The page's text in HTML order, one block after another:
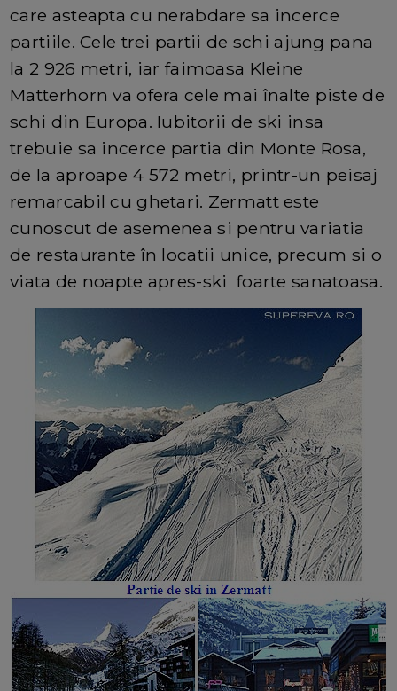
care asteapta cu nerabdare sa incerce
partiile. Cele trei partii de schi ajung pana
la 2 926 metri, iar faimoasa Kleine
Matterhorn va ofera cele mai înalte piste de
schi din Europa. Iubitorii de ski insa
trebuie sa incerce partia din Monte Rosa,
de la aproape 4 572 metri, printr-un peisaj
remarcabil cu ghetari. Zermatt este
cunoscut de asemenea si pentru variatia
de restaurante în locatii unice, precum si o
viata de noapte apres-ski foarte sanatoasa.